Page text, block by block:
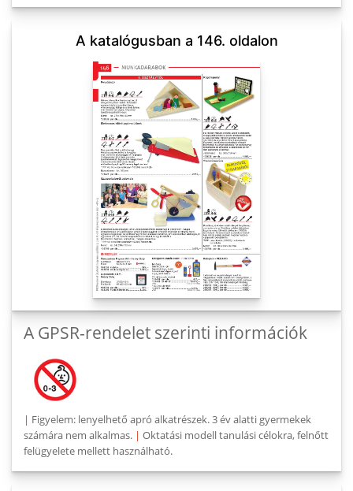
A katalógusban a 146. oldalon
A GPSR-rendelet szerinti információk
| Figyelem: lenyelhető apró alkatrészek. 3 év alatti gyermekek
számára nem alkalmas. | Oktatási modell tanulási célokra, felnőtt
felügyelete mellett használható.